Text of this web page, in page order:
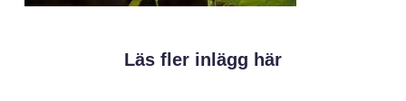
Läs fler inlägg här